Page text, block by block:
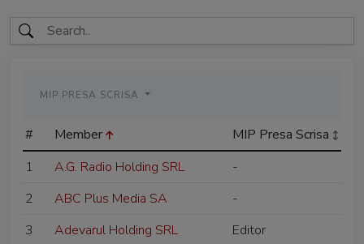
MIP PRESA SCRISA
# Member
MIP Presa Scrisa
1
A.G. Radio Holding SRL
-
2
ABC Plus Media SA
-
3
Adevarul Holding SRL
Editor